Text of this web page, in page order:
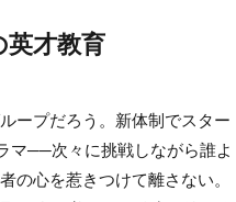
才教育
ープだろう。新体制でスター
マ──次々に挑戦しながら誰よ
の心を惹きつけて離さない。